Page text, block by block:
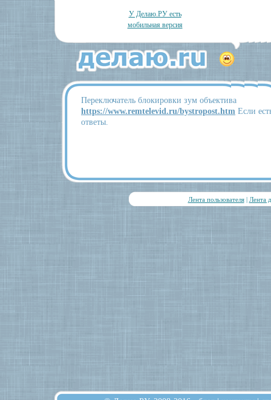
У Делаю.РУ есть
мобильная версия
Переключатель блокировки зум объектива
https://www.remtelevid.ru/bystropost.htm Если
ответы.
Лента пользователя| Лента